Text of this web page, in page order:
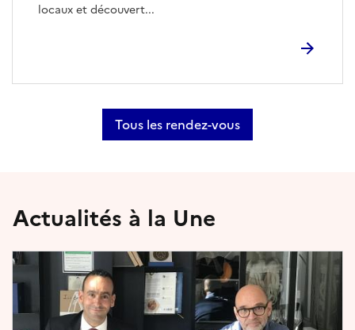
locaux et découvert...
Tous les rendez-vous
Actualités à la Une